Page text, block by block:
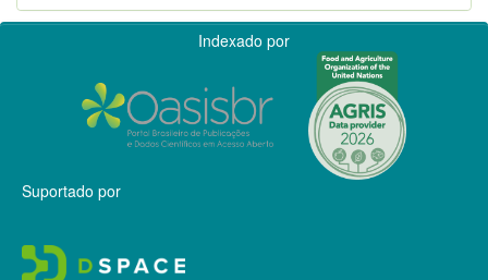
Indexado por
Suportado por